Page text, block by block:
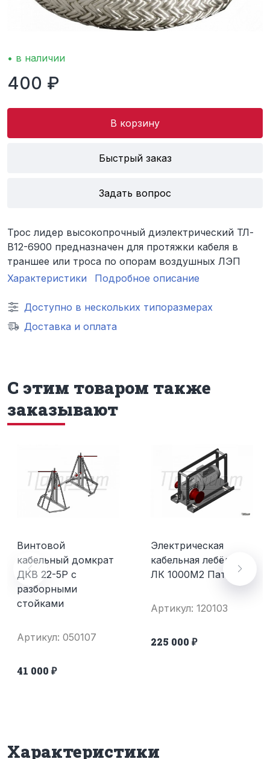
• в наличии
400 ₽
В корзину
Быстрый заказ
Задать вопрос
Трос лидер высокопрочный диэлектрический ТЛ-
В12-6900 предназначен для протяжки кабеля в
траншее или троса по опорам воздушных ЛЭП
Характеристики
Подробное описание
Доступно в нескольких типоразмерах
Доставка и оплата
С этим товаром также
заказывают
Винтовой
кабельный домкрат
ДКВ 22-5Р с
разборными
стойками
Артикул: 050107
41 000 ₽
Электрическая
кабельная лебёдка
ЛК 1000М2 Патриот
Артикул: 120103
225 000 ₽
Характеристики